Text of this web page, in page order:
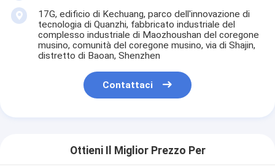
17G, edificio di Kechuang, parco dell'innovazione di
tecnologia di Quanzhi, fabbricato industriale del
complesso industriale di Maozhoushan del coregone
musino, comunità del coregone musino, via di Shajin,
distretto di Baoan, Shenzhen
Contattaci
Ottieni Il Miglior Prezzo Per